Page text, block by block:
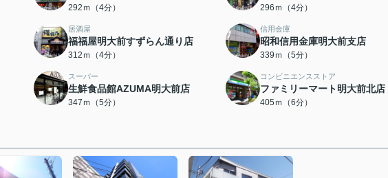
292ｍ（4分） 296ｍ（4分）
居酒屋
福福屋明大前すずらん通り店
312ｍ（4分）
信用金庫
昭和信用金庫明大前支店
339ｍ（5分）
スーパー
生鮮食品館AZUMA明大前店
347ｍ（5分）
コンビニエンスストア
ファミリーマート明大前北店
405ｍ（6分）